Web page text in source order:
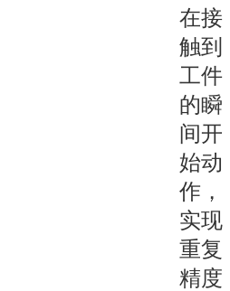
在接
触到
工件
的瞬
间开
始动
作，
实现
重复
精度